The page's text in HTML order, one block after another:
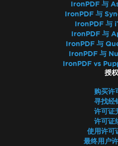
UpdatedChrome
页眉和页脚中的
HTML 渲染开销
矩形定位
AWS Lambda 无
默认占位符
在IronPDF中应用
像素完美的HTML
Azure Blob 存储
Blazor服务器/
IronPDF 与
IronPDF 与
IronPDF 与
IronPDF 与
IronPDF 与
IronPDF 与
IronPDF vs
授权
购买许
寻找经
许可证
许可证
使用许可
最终用户